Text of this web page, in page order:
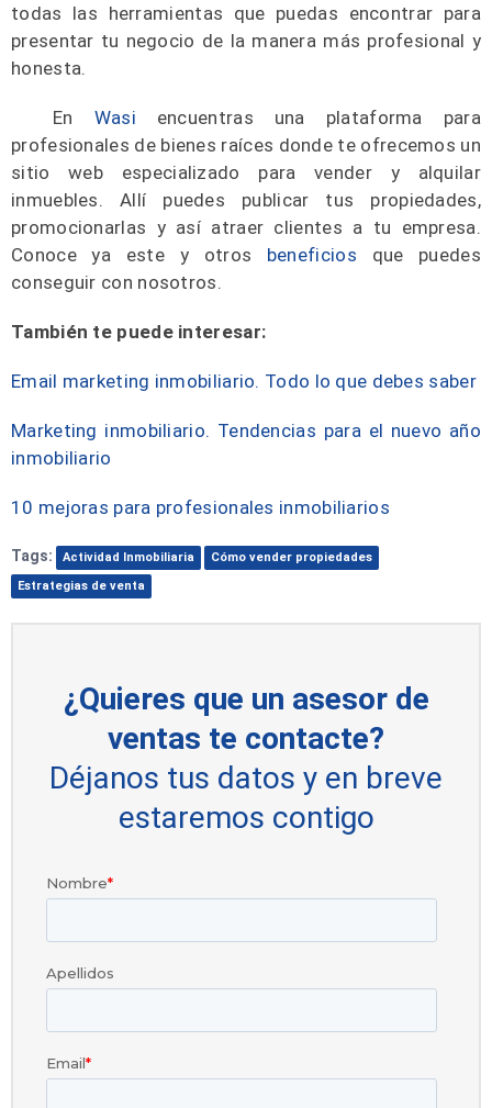
todas las herramientas que puedas encontrar para
presentar tu negocio de la manera más profesional y
honesta.
En Wasi encuentras una plataforma para
profesionales de bienes raíces donde te ofrecemos un
sitio web especializado para vender y alquilar
inmuebles. Allí puedes publicar tus propiedades,
promocionarlas y así atraer clientes a tu empresa.
Conoce ya este y otros beneficios que puedes
conseguir con nosotros.
También te puede interesar:
Email marketing inmobiliario. Todo lo que debes saber
Marketing inmobiliario. Tendencias para el nuevo año
inmobiliario
10 mejoras para profesionales inmobiliarios
Tags: Actividad Inmobiliaria
Cómo vender propiedades
Estrategias de venta
¿Quieres que un asesor de
ventas te contacte?
Déjanos tus datos y en breve
estaremos contigo